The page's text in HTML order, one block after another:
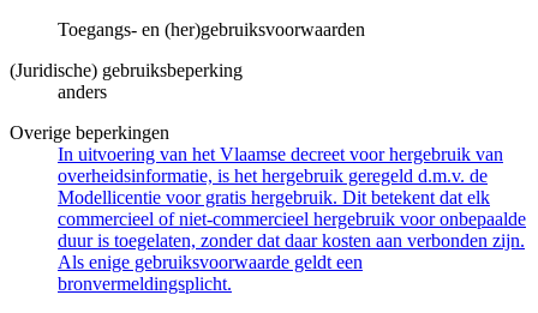
Toegangs- en (her)gebruiksvoorwaarden
(Juridische) gebruiksbeperking
anders
Overige beperkingen
In uitvoering van het Vlaamse decreet voor hergebruik van
overheidsinformatie, is het hergebruik geregeld d.m.v. de
Modellicentie voor gratis hergebruik. Dit betekent dat elk
commercieel of niet-commercieel hergebruik voor onbepaalde
duur is toegelaten, zonder dat daar kosten aan verbonden zijn.
Als enige gebruiksvoorwaarde geldt een
bronvermeldingsplicht.